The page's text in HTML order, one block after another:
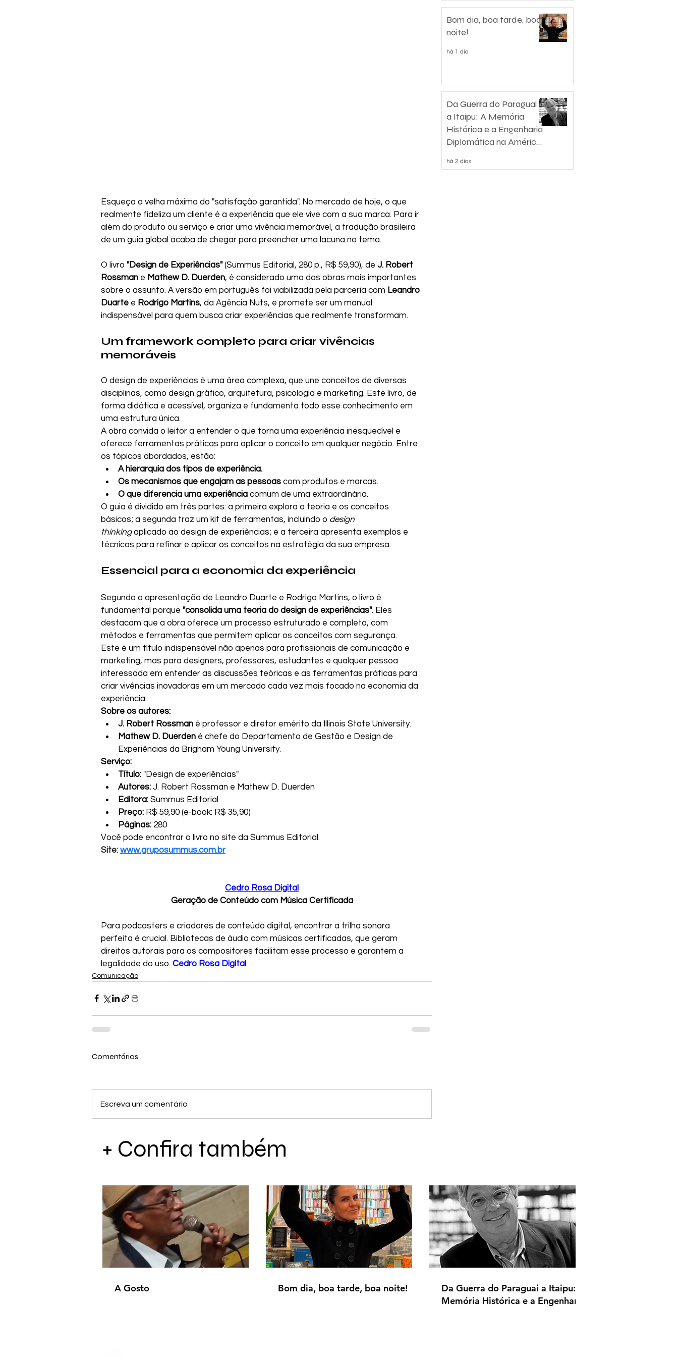
Esqueça a velha máxima do "satisfação garantida". No mercado de hoje, o que
realmente fideliza um cliente é a experiência que ele vive com a sua marca. Para ir
além do produto ou serviço e criar uma vivência memorável, a tradução brasileira
de um guia global acaba de chegar para preencher uma lacuna no tema.
O livro "Design de Experiências" (Summus Editorial, 280 p., R$ 59,90), de J. Robert
Rossman e Mathew D. Duerden, é considerado uma das obras mais importantes
sobre o assunto. A versão em português foi viabilizada pela parceria com Leandro
Duarte e Rodrigo Martins, da Agência Nuts, e promete ser um manual
indispensável para quem busca criar experiências que realmente transformam.
Um framework completo para criar vivências
memoráveis
O design de experiências é uma área complexa, que une conceitos de diversas
disciplinas, como design gráfico, arquitetura, psicologia e marketing. Este livro, de
forma didática e acessível, organiza e fundamenta todo esse conhecimento em
uma estrutura única.
A obra convida o leitor a entender o que torna uma experiência inesquecível e
oferece ferramentas práticas para aplicar o conceito em qualquer negócio. Entre
os tópicos abordados, estão:
A hierarquia dos tipos de experiência.
Os mecanismos que engajam as pessoas com produtos e marcas.
O que diferencia uma experiência comum de uma extraordinária.
O guia é dividido em três partes: a primeira explora a teoria e os conceitos
básicos; a segunda traz um kit de ferramentas, incluindo o design
thinking aplicado ao design de experiências; e a terceira apresenta exemplos e
técnicas para refinar e aplicar os conceitos na estratégia da sua empresa.
Essencial para a economia da experiência
Segundo a apresentação de Leandro Duarte e Rodrigo Martins, o livro é
fundamental porque "consolida uma teoria do design de experiências". Eles
destacam que a obra oferece um processo estruturado e completo, com
métodos e ferramentas que permitem aplicar os conceitos com segurança.
Este é um título indispensável não apenas para profissionais de comunicação e
marketing, mas para designers, professores, estudantes e qualquer pessoa
interessada em entender as discussões teóricas e as ferramentas práticas para
criar vivências inovadoras em um mercado cada vez mais focado na economia da
experiência.
Sobre os autores:
J. Robert Rossman é professor e diretor emérito da Illinois State University.
Mathew D. Duerden é chefe do Departamento de Gestão e Design de
Experiências da Brigham Young University.
Serviço:
Título: "Design de experiências"
Autores: J. Robert Rossman e Mathew D. Duerden
Editora: Summus Editorial
Preço: R$ 59,90 (e-book: R$ 35,90)
Páginas: 280
Você pode encontrar o livro no site da Summus Editorial.
Site: www.gruposummus.com.br
Cedro Rosa Digital
Geração de Conteúdo com Música Certificada
Para podcasters e criadores de conteúdo digital, encontrar a trilha sonora
perfeita é crucial. Bibliotecas de áudio com músicas certificadas, que geram
direitos autorais para os compositores facilitam esse processo e garantem a
legalidade do uso. Cedro Rosa Digital
Comunicação
Comentários
Escreva um comentário
+ Confira também
Bom dia, boa tarde, boa
noite!
há 1 dia
Da Guerra do Paraguai
a Itaipu: A Memória
Histórica e a Engenharia
Diplomática na América
há 2 dias
A Gosto Bom dia, boa tarde, boa noite!
Da Guerra do Paraguai a Itaipu: A
Memória Histórica e a Engenharia